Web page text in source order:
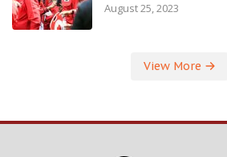
August 25, 2023
View More